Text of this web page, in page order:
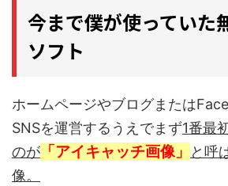
今まで僕が使っていた
ソフト
ホームページやブログまたは
SNSを運営するうえでまず1番最
のが 「アイキャッチ画像」
と呼
像。